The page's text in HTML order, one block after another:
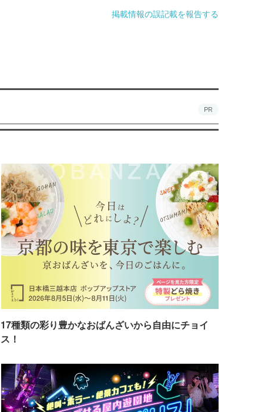
掲載情報の誤記載を報告する
PR
17種類の彩り豊かなおばんざいから自由にチョイ
ス！